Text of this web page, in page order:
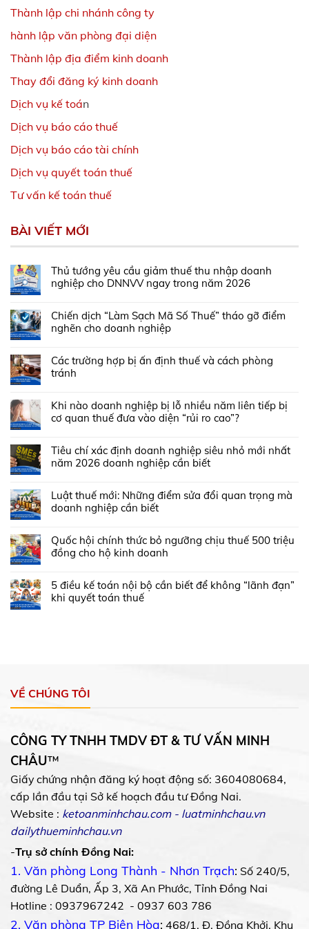
Thành lập chi nhánh công ty
hành lập văn phòng đại diện
Thành lập địa điểm kinh doanh
Thay đổi đăng ký kinh doanh
Dịch vụ kế toán
Dịch vụ báo cáo thuế
Dịch vụ báo cáo tài chính
Dịch vụ quyết toán thuế
Tư vấn kế toán thuế
BÀI VIẾT MỚI
Thủ tướng yêu cầu giảm thuế thu nhập doanh
nghiệp cho DNNVV ngay trong năm 2026
Chiến dịch “Làm Sạch Mã Số Thuế” tháo gỡ điểm
nghẽn cho doanh nghiệp
Các trường hợp bị ấn định thuế và cách phòng
tránh
Khi nào doanh nghiệp bị lỗ nhiều năm liên tiếp bị
cơ quan thuế đưa vào diện “rủi ro cao”?
Tiêu chí xác định doanh nghiệp siêu nhỏ mới nhất
năm 2026 doanh nghiệp cần biết
Luật thuế mới: Những điểm sửa đổi quan trọng mà
doanh nghiệp cần biết
Quốc hội chính thức bỏ ngưỡng chịu thuế 500 triệu
đồng cho hộ kinh doanh
5 điều kế toán nội bộ cần biết để không “lãnh đạn”
khi quyết toán thuế
VỀ CHÚNG TÔI
CÔNG TY TNHH TMDV ĐT & TƯ VẤN MINH
CHÂU™
Giấy chứng nhận đăng ký hoạt động số: 3604080684,
cấp lần đầu tại Sở kế hoạch đầu tư Đồng Nai.
Website : ketoanminhchau.com- luatminhchau.vn
dailythueminhchau.vn
-Trụ sở chính Đồng Nai:
1. Văn phòng Long Thành - Nhơn Trạch: Số 240/5,
đường Lê Duẩn, Ấp 3, Xã An Phước, Tỉnh Đồng Nai
Hotline : 0937967242 - 0937 603 786
2. Văn phòng TP Biên Hòa: 468/1, Đ. Đồng Khởi, Khu